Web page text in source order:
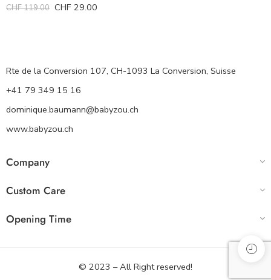
CHF119.00 CHF 29.00
Rte de la Conversion 107, CH-1093 La Conversion, Suisse
+41 79 349 15 16
dominique.baumann@babyzou.ch
www.babyzou.ch
Company
Custom Care
Opening Time
© 2023 – All Right reserved!